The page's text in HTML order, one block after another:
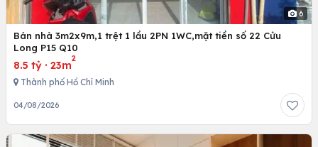
6
Bán nhà 3m2x9m,1 trệt 1 lầu 2PN 1WC,mặt tiền số 22 Cửu
Long P15 Q10
8.5 tỷ · 23m
2
Thành phố Hồ Chí Minh
04/08/2026